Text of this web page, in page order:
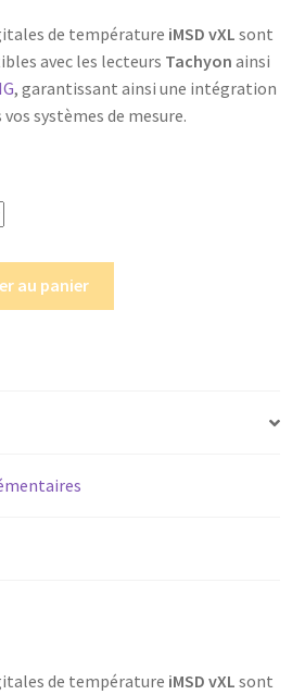
de température iMSD vXL sont
avec les lecteurs Tachyon ainsi
, garantissant ainsi une intégration
systèmes de mesure.
au panier
de température iMSD vXL sont